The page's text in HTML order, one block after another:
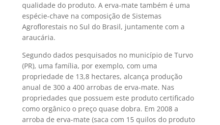
qualidade do produto. A erva-mate também é uma
espécie-chave na composição de Sistemas
Agroflorestais no Sul do Brasil, juntamente com a
araucária.
Segundo dados pesquisados no município de Turvo
(PR), uma família, por exemplo, com uma
propriedade de 13,8 hectares, alcança produção
anual de 300 a 400 arrobas de erva-mate. Nas
propriedades que possuem este produto certificado
como orgânico o preço quase dobra. Em 2008 a
arroba de erva-mate (saca com 15 quilos do produto